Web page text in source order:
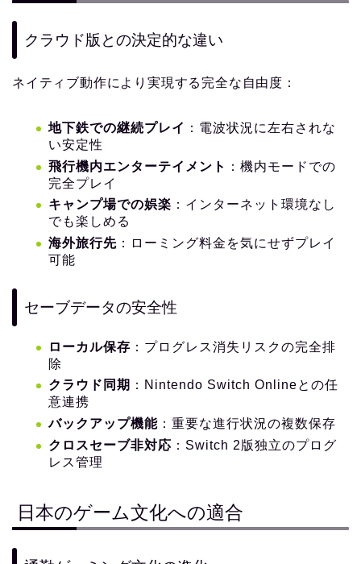
クラウド版との決定的な違い
ネイティブ動作により実現する完全な自由度：
地下鉄での継続プレイ ：電波状況に左右されな
い安定性
飛行機内エンターテイメント
：機内モードでの
完全プレイ
キャンプ場での娯楽 ：インターネット環境なし
でも楽しめる
海外旅行先 ：ローミング料金を気にせずプレイ
可能
セーブデータの安全性
ローカル保存 ：プログレス消失リスクの完全排
除
クラウド同期 ：Nintendo Switch Onlineとの任
意連携
バックアップ機能 ：重要な進行状況の複数保存
クロスセーブ非対応 ：Switch 2版独立のプログ
レス管理
日本のゲーム文化への適合